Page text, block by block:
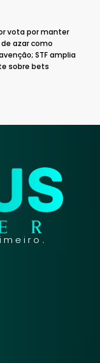
vota por manter
azar como
STF amplia
sobre bets